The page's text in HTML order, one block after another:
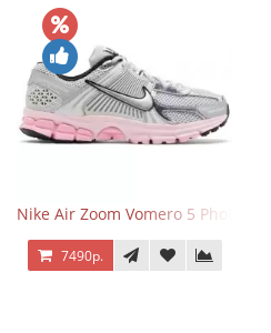
Nike Air Zoom Vomero 5 Photon
7490р.